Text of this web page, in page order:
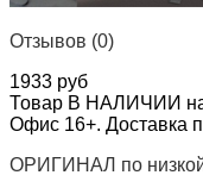
Отзывов (0)
1933 руб
Товар В НАЛИЧИИ на
Офис 16+. Доставка
ОРИГИНАЛ по